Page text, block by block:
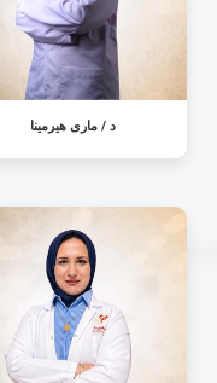
د / مارى هيرمينا